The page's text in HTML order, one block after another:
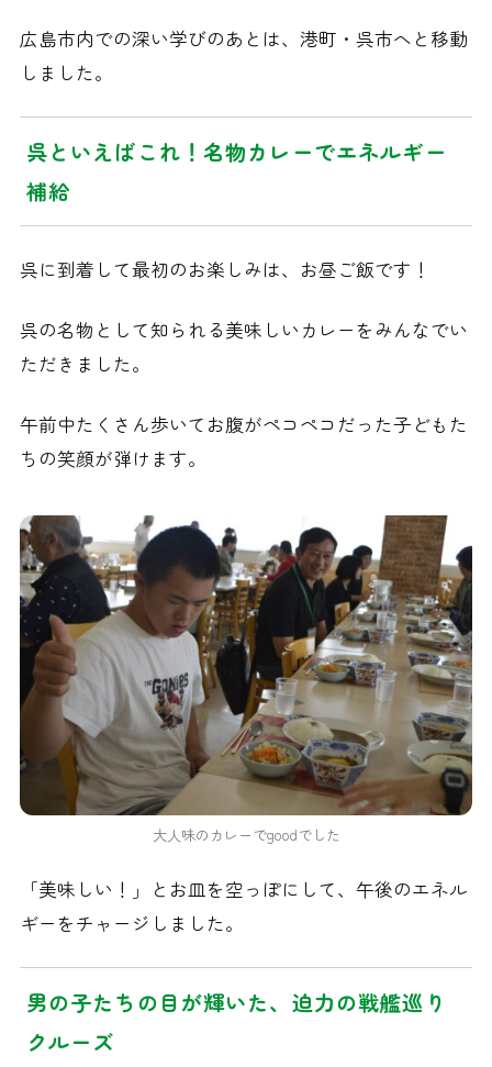
広島市内での深い学びのあとは、港町・呉市へと移動
しました。
呉といえばこれ！名物カレーでエネルギー
補給
呉に到着して最初のお楽しみは、お昼ご飯です！
呉の名物として知られる美味しいカレーをみんなでい
ただきました。
午前中たくさん歩いてお腹がペコペコだった子どもた
ちの笑顔が弾けます。
大人味のカレーでgoodでした
「美味しい！」とお皿を空っぽにして、午後のエネル
ギーをチャージしました。
男の子たちの目が輝いた、迫力の戦艦巡り
クルーズ